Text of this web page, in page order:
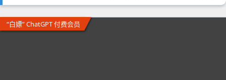
“白嫖” ChatGPT 付费会员